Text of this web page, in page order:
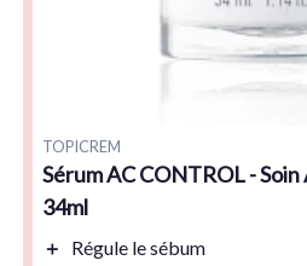
TOPICREM
Sérum AC CONTROL -
34ml
＋
Régule le sébum